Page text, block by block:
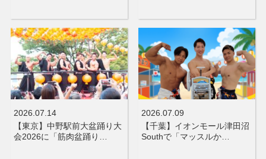
2026.07.14
【東京】中野駅前大盆踊り大
会2026に「筋肉盆踊り…
2026.07.09
【千葉】イオンモール津田沼
Southで「マッスルか…